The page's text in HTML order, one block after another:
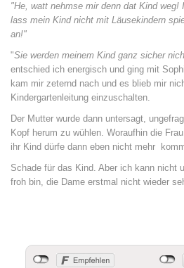
"He, watt nehmse mir denn dat Kind weg!
lass mein Kind nicht mit Läusekindern
an!"
"Sie werden meinem Kind ganz sicher
entschied ich energisch und ging mit
kam mir zeternd nach und es blieb mir
Kindergartenleitung einzuschalten.
Der Mutter wurde dann untersagt,
Kopf herum zu wühlen. Woraufhin die
ihr Kind dürfe dann eben nicht mehr
Schade für das Kind. Aber ich kann nicht
froh bin, die Dame erstmal nicht wieder